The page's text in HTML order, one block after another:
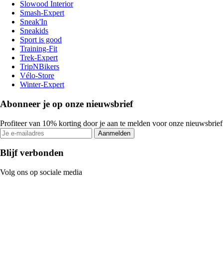
Slowood Interior
Smash-Expert
Sneak'In
Sneakids
Sport is good
Training-Fit
Trek-Expert
TripNBikers
Vélo-Store
Winter-Expert
Abonneer je op onze nieuwsbrief
Profiteer van 10% korting door je aan te melden voor onze nieuwsbrief
Aanmelden
Blijf verbonden
Volg ons op sociale media